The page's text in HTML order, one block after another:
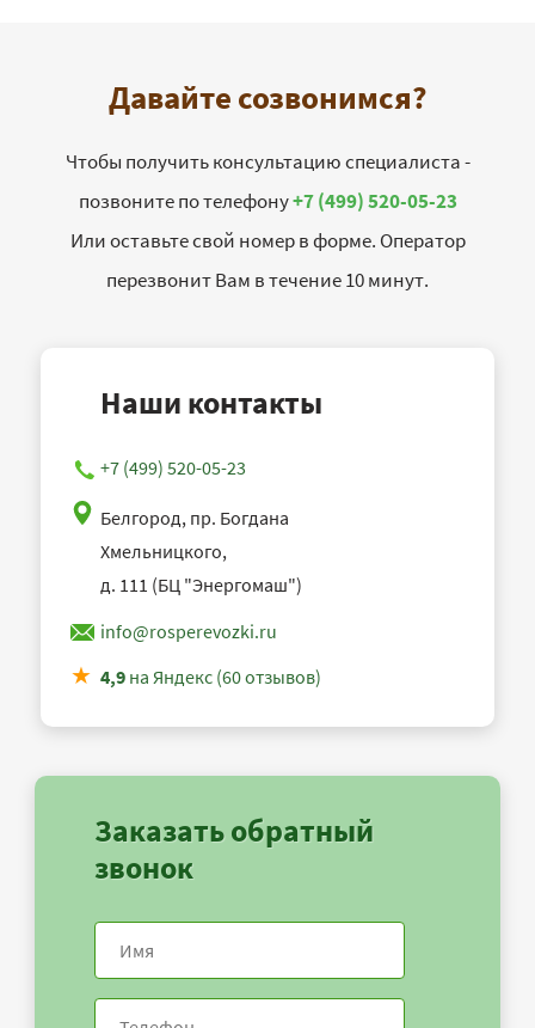
Давайте созвонимся?
Чтобы получить консультацию специалиста -
позвоните по телефону+7 (499) 520-05-23
Или оставьте свой номер в форме. Оператор
перезвонит Вам в течение 10 минут.
Наши контакты
+7 (499) 520-05-23
Белгород, пр. Богдана
Хмельницкого,
д. 111 (БЦ "Энергомаш")
info@rosperevozki.ru
4,9 на Яндекс (60 отзывов)
Заказать обратный
звонок